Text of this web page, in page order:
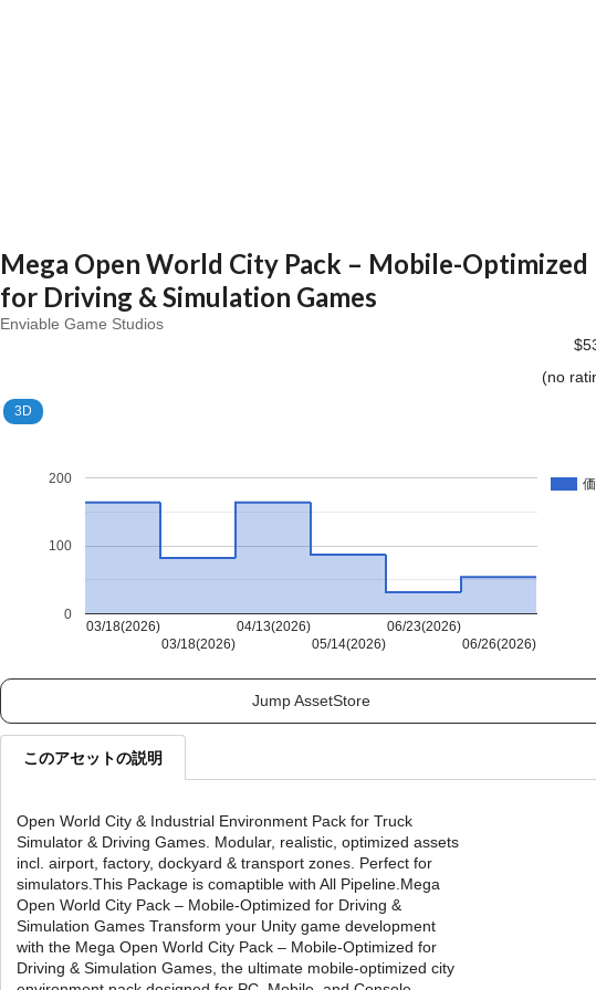
Mega Open World City Pack – Mobile-Optimized
for Driving & Simulation Games
Enviable Game Studios
(no
3D
03/18(2026)
03/18(2026)
04/13(2026)
05/14(2026)
06/23(2026)
06/26(2026)
0
100
200
Jump AssetStore
このアセットの説明
Open World City & Industrial Environment Pack for Truck
Simulator & Driving Games. Modular, realistic, optimized assets
incl. airport, factory, dockyard & transport zones. Perfect for
simulators.This Package is comaptible with All Pipeline.Mega
Open World City Pack – Mobile-Optimized for Driving &
Simulation Games Transform your Unity game development
with the Mega Open World City Pack – Mobile-Optimized for
Driving & Simulation Games, the ultimate mobile-optimized city